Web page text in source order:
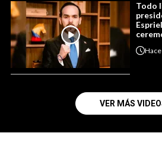
Todo
Hace
VER MÁS